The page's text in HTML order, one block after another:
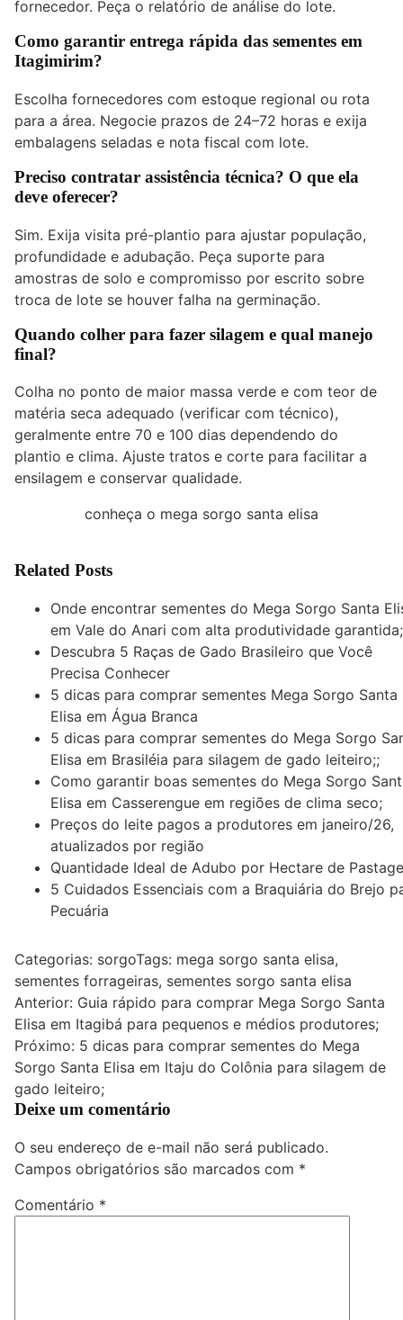
fornecedor. Peça o relatório de análise do lote.
Como garantir entrega rápida das sementes em
Itagimirim?
Escolha fornecedores com estoque regional ou rota
para a área. Negocie prazos de 24–72 horas e exija
embalagens seladas e nota fiscal com lote.
Preciso contratar assistência técnica? O que ela
deve oferecer?
Sim. Exija visita pré-plantio para ajustar população,
profundidade e adubação. Peça suporte para
amostras de solo e compromisso por escrito sobre
troca de lote se houver falha na germinação.
Quando colher para fazer silagem e qual manejo
final?
Colha no ponto de maior massa verde e com teor de
matéria seca adequado (verificar com técnico),
geralmente entre 70 e 100 dias dependendo do
plantio e clima. Ajuste tratos e corte para facilitar a
ensilagem e conservar qualidade.
conheça o mega sorgo santa elisa
Related Posts
Onde encontrar sementes do Mega Sorgo Santa
em Vale do Anari com alta produtividade
Descubra 5 Raças de Gado Brasileiro que Você
Precisa Conhecer
5 dicas para comprar sementes Mega Sorgo Santa
Elisa em Água Branca
5 dicas para comprar sementes do Mega Sorgo
Elisa em Brasiléia para silagem de gado leiteiro;;
Como garantir boas sementes do Mega Sorgo
Elisa em Casserengue em regiões de clima seco;
Preços do leite pagos a produtores em janeiro/26,
atualizados por região
Quantidade Ideal de Adubo por Hectare de
5 Cuidados Essenciais com a Braquiária do Brejo
Pecuária
Categorias: sorgoTags: mega sorgo santa elisa,
sementes forrageiras, sementes sorgo santa elisa
Navegação
de
Post
Anterior: Guia rápido para comprar Mega Sorgo Santa
Elisa em Itagibá para pequenos e médios produtores;
Próximo: 5 dicas para comprar sementes do Mega
Sorgo Santa Elisa em Itaju do Colônia para silagem de
gado leiteiro;
Deixe um comentário
O seu endereço de e-mail não será publicado.
Campos obrigatórios são marcados com *
Comentário *